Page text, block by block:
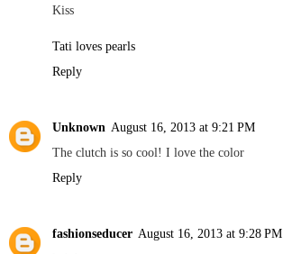
Kiss
Tati loves pearls
Reply
Unknown August 16, 2013 at 9:21 PM
The clutch is so cool! I love the color
Reply
fashionseducer August 16, 2013 at 9:28 PM